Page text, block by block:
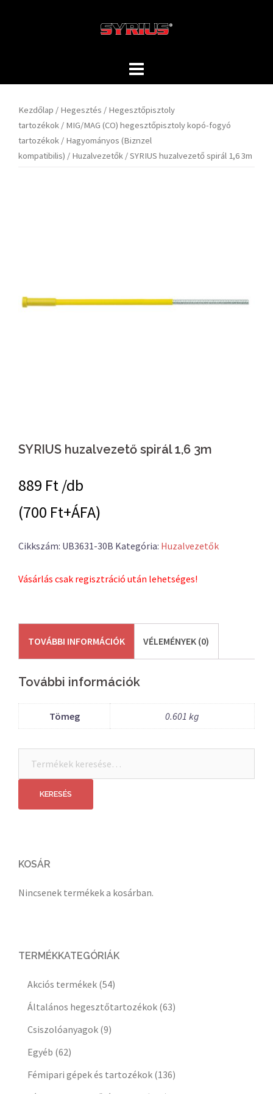
Kezdőlap / Hegesztés / Hegesztőpisztoly
tartozékok / MIG/MAG (CO) hegesztőpisztoly kopó-fogyó
tartozékok / Hagyományos (Biznzel
kompatibilis) / Huzalvezetők / SYRIUS huzalvezető spirál 1,6 3m
SYRIUS huzalvezető spirál 1,6 3m
889 Ft /db
(700 Ft+ÁFA)
Cikkszám: UB3631-30B Kategória: Huzalvezetők
Vásárlás csak regisztráció után lehetséges!
TOVÁBBI INFORMÁCIÓK VÉLEMÉNYEK (0)
További információk
Tömeg 0.601 kg
következőre:
KERESÉS
KOSÁR
Nincsenek termékek a kosárban.
TERMÉKKATEGÓRIÁK
Akciós termékek (54)
Általános hegesztőtartozékok (63)
Csiszolóanyagok (9)
Egyéb (62)
Fémipari gépek és tartozékok (136)